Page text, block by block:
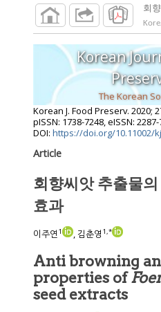
회
Korean
The Korean
Korean J. Food Preserv. 2020;
pISSN: 1738-7248, eISSN:
DOI: https://doi.org/10.11002/
Article
회향씨앗 추출물
효과
이주연 1 , 김춘영 1,*
Anti browning
properties of
seed extracts